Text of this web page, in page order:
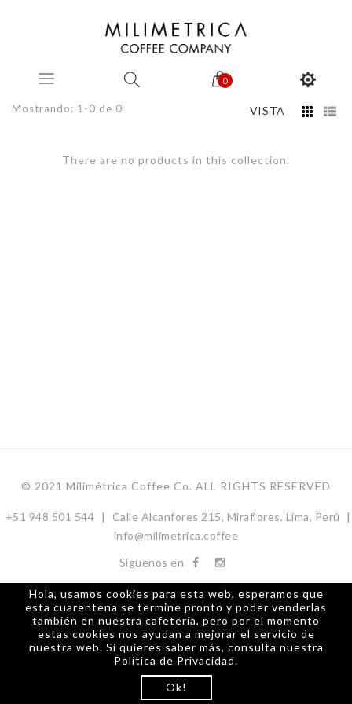
0
Mostrando: 1-0 de 0 VISTA
There are no products in this collection.
© 2021 Milimétrica Coffee Co. ALL RIGHTS RESERVED
+51 948 501 544 | Calle Alcanfores 215, Miraflores, Lima, Perú
|
info@milimetrica.coffee
Síguenos en
Hola, usamos cookies para esta web, esperamos que
esta cuarentena se termine pronto y poder venderlas
también en nuestra cafetería, pero por el momento
estas cookies nos ayudan a mejorar el servicio de
nuestra web. Si quieres saber más, consulta nuestra
Política de Privacidad.
Ok!